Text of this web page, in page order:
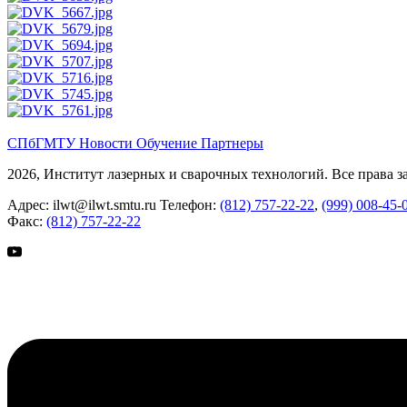
СПбГМТУНовости Обучение Партнеры
2026, Институт лазерных и сварочных технологий. Все права
Адрес: ilwt@ilwt.smtu.ru Телефон: (812) 757-22-22, (999) 008-45-
Факс: (812) 757-22-22